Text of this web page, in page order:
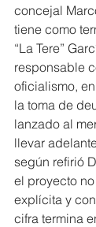
concejal
tiene como
“La Tere”
responsable
oficialismo,
la toma de
lanzado al
llevar
según refirió
el proyecto
explícita y
cifra termina